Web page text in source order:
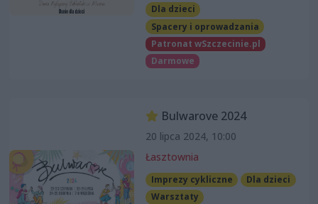
Dla dzieci
Spacery i oprowadzania
Patronat wSzczecinie.pl
Darmowe
Bulwarove 2024
20 lipca 2024, 10:00
Łasztownia
Imprezy cykliczne
Dla dzieci
Warsztaty